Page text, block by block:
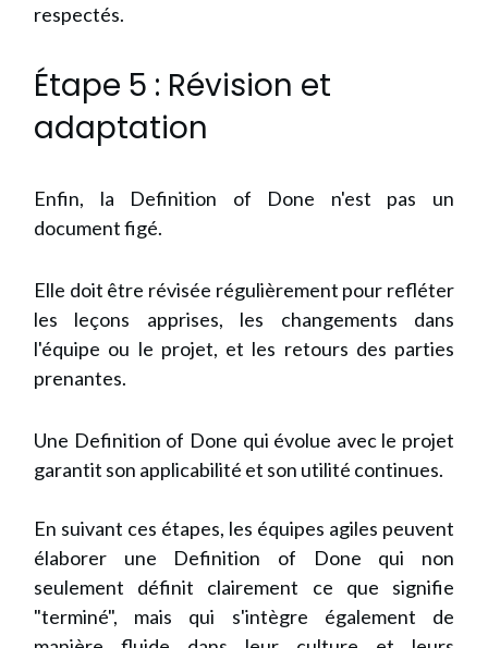
respectés.
Étape 5 : Révision et
adaptation
Enfin, la Definition of Done n'est pas un
document figé.
Elle doit être révisée régulièrement pour refléter
les leçons apprises, les changements dans
l'équipe ou le projet, et les retours des parties
prenantes.
Une Definition of Done qui évolue avec le projet
garantit son applicabilité et son utilité continues.
En suivant ces étapes, les équipes agiles peuvent
élaborer une Definition of Done qui non
seulement définit clairement ce que signifie
"terminé", mais qui s'intègre également de